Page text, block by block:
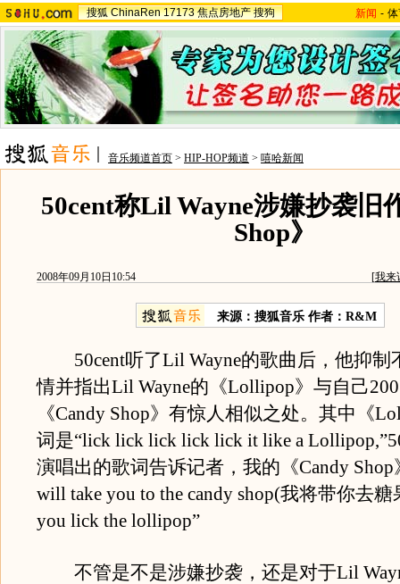
搜狐 ChinaRen 17173 焦点房地产 搜狗 新闻 -
音乐频道首页 > HIP-HOP频道 > 嘻哈新闻
50cent称Lil Wayne涉嫌抄袭旧
Shop》
2008年09月10日10:54 [我来
来源：搜狐音乐 作者：R&M
50cent听了Lil Wayne的歌曲后，他抑制
情并指出Lil Wayne的《Lollipop》与自己
《Candy Shop》有惊人相似之处。其中《
词是“lick lick lick lick lick it like a
演唱出的歌词告诉记者，我的《Candy Shop
will take you to the candy shop(我将带你去
you lick the lollipop”
不管是不是涉嫌抄袭，还是对于Lil